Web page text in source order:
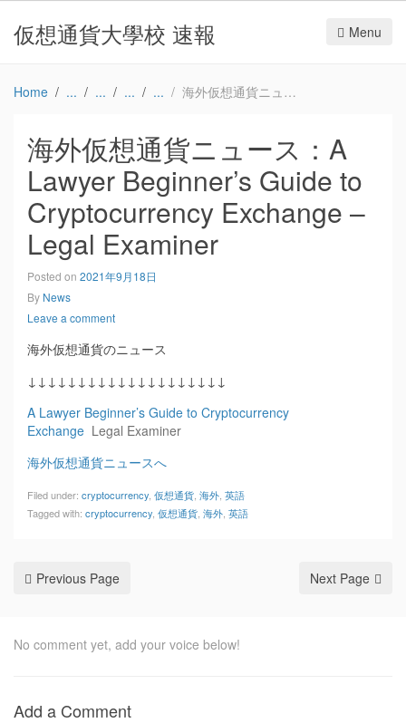
仮想通貨大學校 速報 Menu
Home 海外仮想通貨ニュース：A Lawyer Beginner’s Guide to Cryptocurrency Exchange – Legal Examiner
海外仮想通貨ニュース：A
Lawyer Beginner’s Guide to
Cryptocurrency Exchange –
Legal Examiner
Posted on 2021年9月18日
By News
Leave a comment
海外仮想通貨のニュース
↓↓↓↓↓↓↓↓↓↓↓↓↓↓↓↓↓↓↓↓
A Lawyer Beginner’s Guide to Cryptocurrency
Exchange Legal Examiner
海外仮想通貨ニュースへ
Filed under: cryptocurrency 仮想通貨 海外 英語
Tagged with: cryptocurrency 仮想通貨 海外 英語
Previous Page Next Page
No comment yet, add your voice below!
Add a Comment